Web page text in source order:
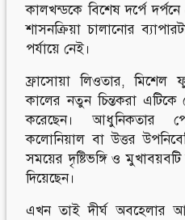
কালখন্ডকে বিশেষ দর্পে
শাসনক্রিয়া চালানোর
পর্যায়ে নেই।
ফ্রাসোয়া লিওতার,
কালের নতুন চিন্তকরা
করেছেন। আধুনিকতার
কলোনিয়াল বা উত্তর
সময়ের দৃষ্টিভঙ্গি ও
দিয়েছেন।
এখন তাই দীর্ঘ অবহেলার